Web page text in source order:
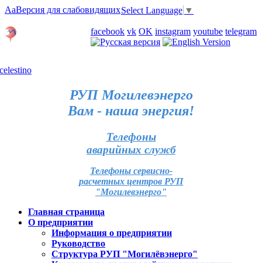
AaВерсия для слабовидящихSelect Language ▼
facebook vk OK instagram youtube telegram
РУП Могилевэнерго
Вам - наша энергия!
Телефоны
аварийных служб
Телефоны сервисно-
расчетных центров РУП
"Могилевэнерго"
Главная страница
О предприятии
Информация о предприятии
Руководство
Структура РУП "Могилёвэнерго"